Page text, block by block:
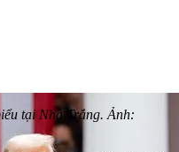
tại Nhà Trắng. Ảnh: